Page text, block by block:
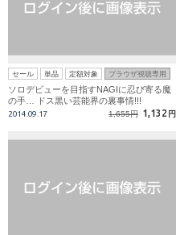
セール 単品 定額対象 ブラウザ視聴専用
ソロデビューを目指すNAGIに忍び寄る魔
の手… ドス黒い芸能界の裏事情!!!
2014.09.17 1,655円 1,132 円